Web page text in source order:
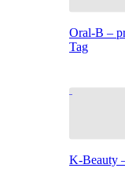
Oral-B –
Tag
K-Beauty